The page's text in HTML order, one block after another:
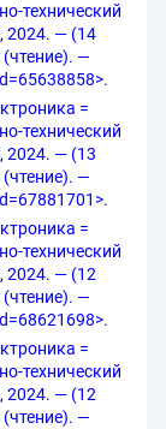
технический
2024. — (14
—
=
технический
2024. — (13
—
=
технический
2024. — (12
—
=
технический
2024. — (12
—